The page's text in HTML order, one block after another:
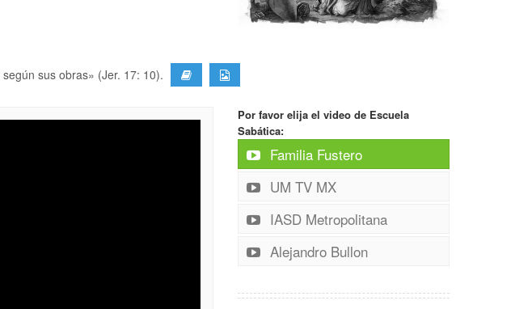
sus obras» (Jer. 17: 10).
Por favor elija el video de Escuela
Sabática:
Familia Fustero
UM TV MX
IASD Metropolitana
Alejandro Bullon